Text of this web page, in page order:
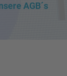
AGB´s